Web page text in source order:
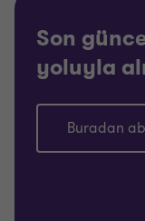
Son
yoluyla
Buradan